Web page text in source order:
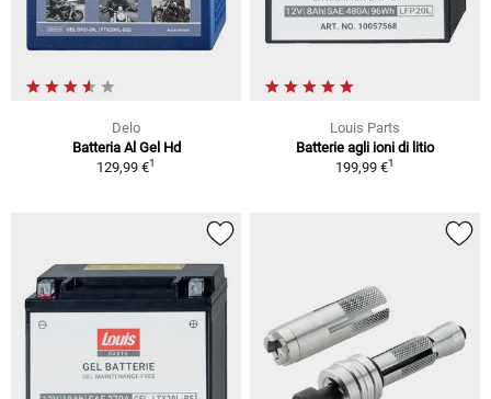
Delo
Batteria Al Gel Hd
129,99 €1
Louis Parts
Batterie agli ioni di litio
199,99 €1